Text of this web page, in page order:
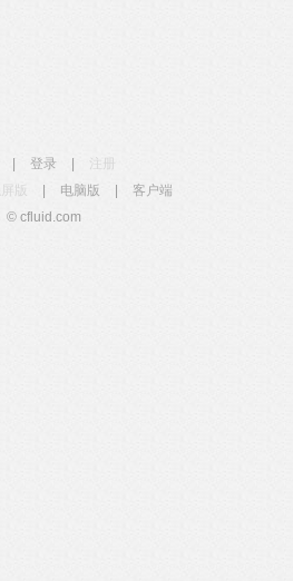
登录
屏版 电脑版
客户端
© cfluid.com